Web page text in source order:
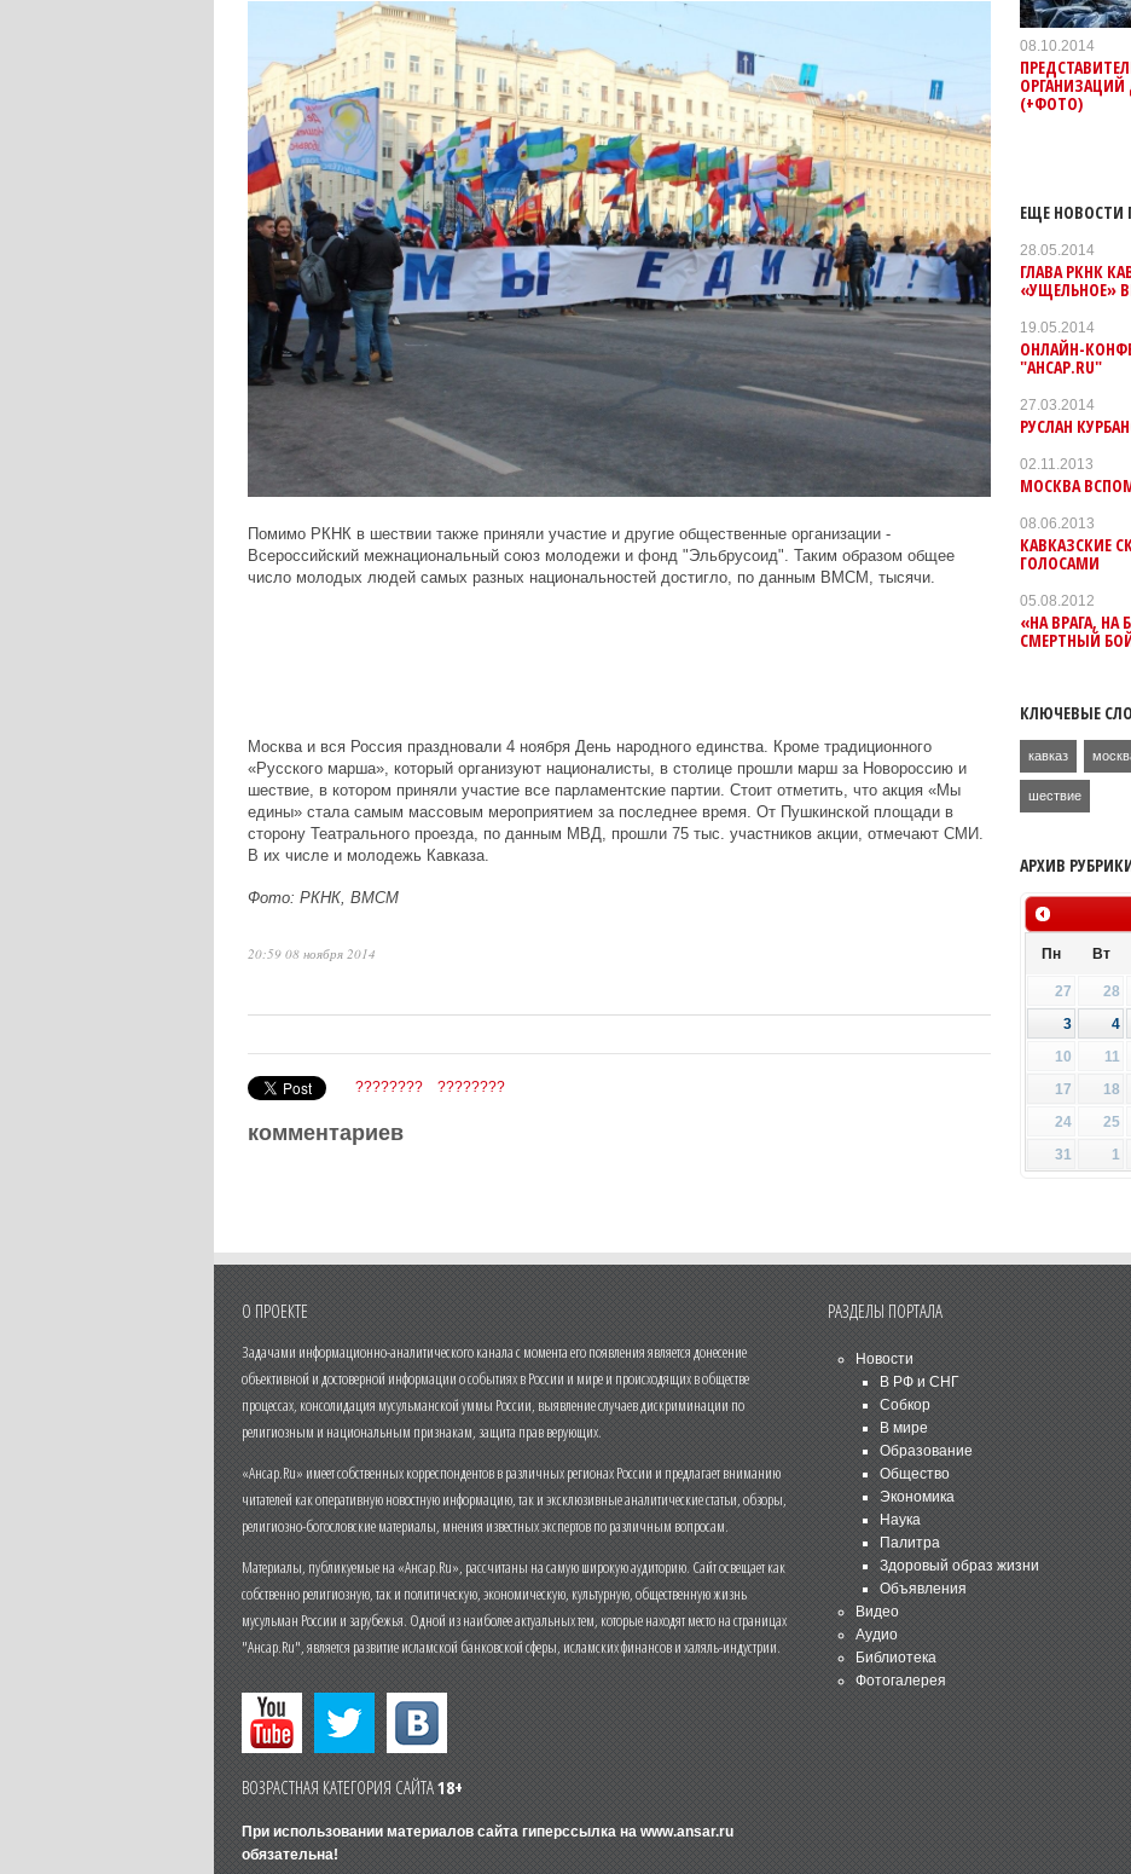
Помимо РКНК в шествии также приняли участие и другие общественные организации -
Всероссийский межнациональный союз молодежи и фонд "Эльбрусоид". Таким образом общее
число молодых людей самых разных национальностей достигло, по данным ВМСМ, тысячи.
Москва и вся Россия праздновали 4 ноября День народного единства. Кроме традиционного
«Русского марша», который организуют националисты, в столице прошли марш за Новороссию и
шествие, в котором приняли участие все парламентские партии. Стоит отметить, что акция «Мы
едины» стала самым массовым мероприятием за последнее время. От Пушкинской площади в
сторону Театрального проезда, по данным МВД, прошли 75 тыс. участников акции, отмечают СМИ.
В их числе и молодежь Кавказа.
Фото: РКНК, ВМСМ
20:59 08 ноября 2014
???????? ????????
комментариев
08.10.2014
(+ФОТО)
ЕЩЕ НОВОСТИ
28.05.2014
ГЛАВА РКНК
«УЩЕЛЬНОЕ»
19.05.2014
ОНЛАЙН-
"АНСАР.RU"
27.03.2014
РУСЛАН
02.11.2013
МОСКВА
08.06.2013
КАВКАЗСКИЕ
ГОЛОСАМИ
05.08.2012
«НА ВРАГА,
СМЕРТНЫЙ
КЛЮЧЕВЫЕ
кавказ
шествие
АРХИВ
Пн Вт
27 28
3
4
10
11
17
18
24
25
31
1
О ПРОЕКТЕ
Задачами информационно-аналитического канала с момента его появления является донесение
объективной и достоверной информации о событиях в России и мире и происходящих в обществе
процессах, консолидация мусульманской уммы России, выявление случаев дискриминации по
религиозным и национальным признакам, защита прав верующих.
«Ансар.Ru» имеет собственных корреспондентов в различных регионах России и предлагает вниманию
читателей как оперативную новостную информацию, так и эксклюзивные аналитические статьи, обзоры,
религиозно-богословские материалы, мнения известных экспертов по различным вопросам.
Материалы, публикуемые на «Ансар.Ru», рассчитаны на самую широкую аудиторию. Сайт освещает как
собственно религиозную, так и политическую, экономическую, культурную, общественную жизнь
мусульман России и зарубежья. Одной из наиболее актуальных тем, которые находят место на страницах
"Ансар.Ru", является развитие исламской банковской сферы, исламских финансов и халяль-индустрии.
ВОЗРАСТНАЯ КАТЕГОРИЯ САЙТА18+
При использовании материалов сайта гиперссылка на www.ansar.ru
обязательна!
РАЗДЕЛЫ ПОРТАЛА
Новости
В РФ и СНГ
Собкор
В мире
Образование
Общество
Экономика
Наука
Палитра
Здоровый образ жизни
Объявления
Видео
Аудио
Библиотека
Фотогалерея